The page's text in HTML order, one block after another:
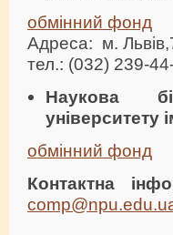
обмінний фонд
Адреса: м.
тел.: (032) 239-
Наукова
університету
обмінний фонд
Контактна